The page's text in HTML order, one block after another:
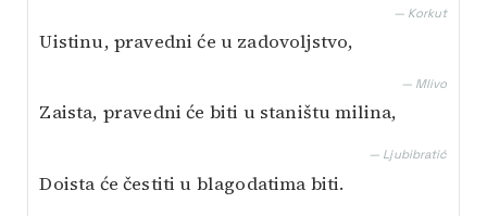
— Korkut
Uistinu, pravedni će u zadovoljstvo,
— Mlivo
Zaista, pravedni će biti u staništu milina,
— Ljubibratić
Doista će čestiti u blagodatima biti.